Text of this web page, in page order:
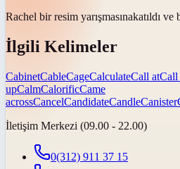
Rachel bir resim yarışmasınakatıldı
İlgili Kelimeler
CabinetCableCageCalculateCall at
upCalmCalorificCame
acrossCancelCandidateCandleCanister
İletişim Merkezi (09.00 - 22.00)
0(312) 911 37 15